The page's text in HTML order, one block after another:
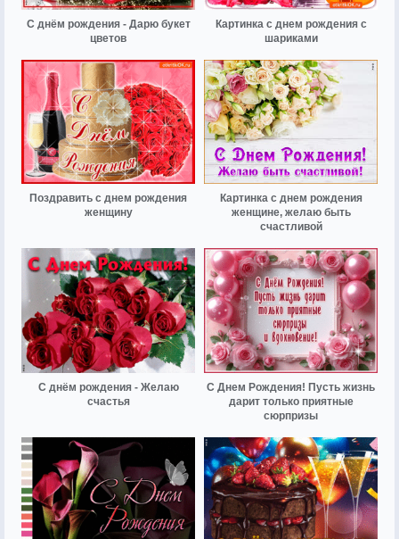
С днём рождения - Дарю букет
цветов
Картинка с днем рождения с
шариками
Поздравить с днем рождения
женщину
Картинка с днем рождения
женщине, желаю быть
счастливой
С днём рождения - Желаю
счастья
С Днем Рождения! Пусть жизнь
дарит только приятные
сюрпризы